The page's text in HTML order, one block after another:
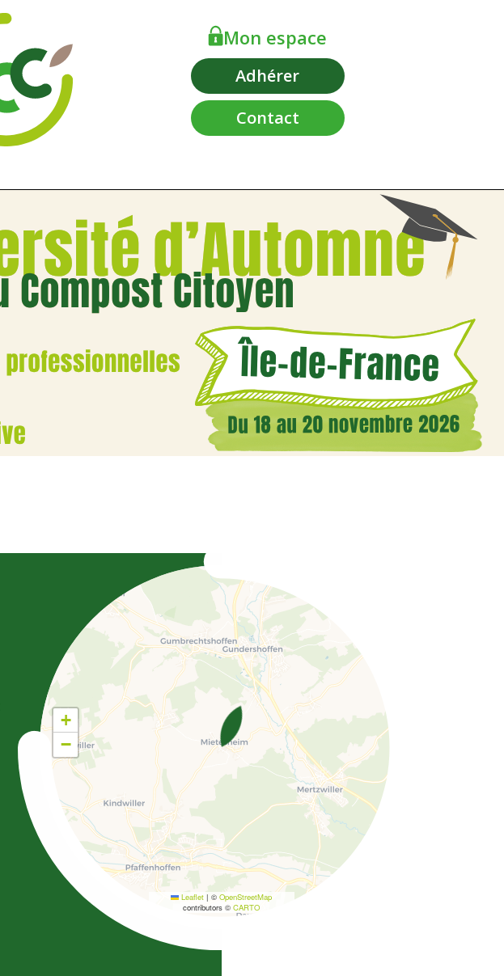
Contact
Adhérer
Mon espace
Coordonnées
+
−
Leaflet | © OpenStreetMap
contributors ©CARTO